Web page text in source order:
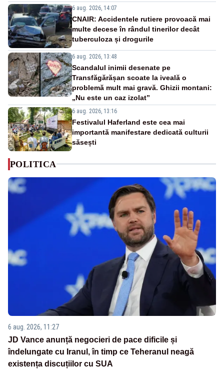
6 aug. 2026, 14:07
CNAIR: Accidentele rutiere provoacă mai
multe decese în rândul tinerilor decât
tuberculoza și drogurile
6 aug. 2026, 13:48
Scandalul inimii desenate pe
Transfăgărășan scoate la iveală o
problemă mult mai gravă. Ghizii montani:
„Nu este un caz izolat”
6 aug. 2026, 13:16
Festivalul Haferland este cea mai
importantă manifestare dedicată culturii
săsești
POLITICA
6 aug. 2026, 11:27
JD Vance anunță negocieri de pace dificile și
îndelungate cu Iranul, în timp ce Teheranul neagă
existența discuțiilor cu SUA